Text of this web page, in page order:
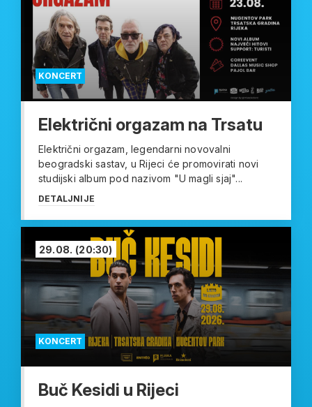
KONCERT
Električni orgazam na Trsatu
Električni orgazam, legendarni novovalni
beogradski sastav, u Rijeci će promovirati novi
studijski album pod nazivom "U magli sjaj"...
DETALJNIJE
KONCERT
29.08. (20:30)
Buč Kesidi u Rijeci